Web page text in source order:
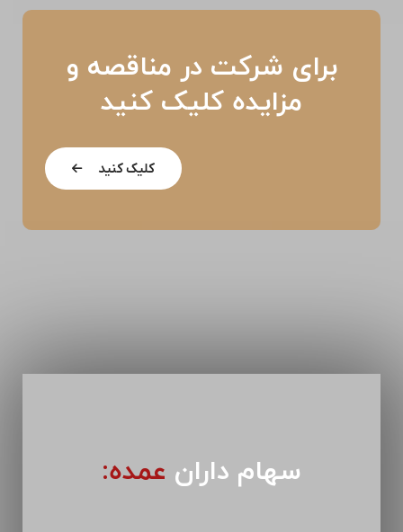
برای شرکت در مناقصه و
مزایده کلیک کنید
کلیک کنید
سهام داران عمده: